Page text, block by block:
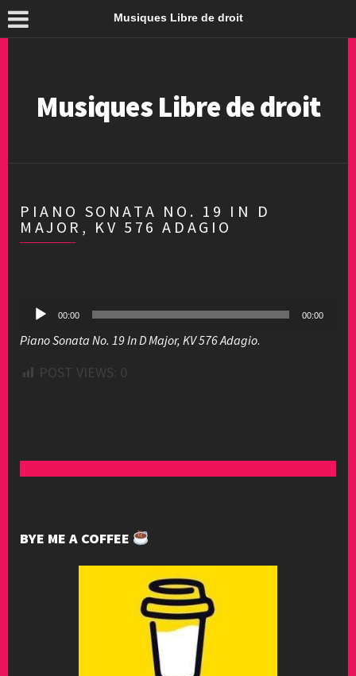
Musiques Libre de droit
Musiques Libre de droit
PIANO SONATA NO. 19 IN D
MAJOR, KV 576 ADAGIO
Lecteur 00:00 00:00
Piano Sonata No. 19 In D Major, KV 576 Adagio.
POST VIEWS: 0
BYE ME A COFFEE